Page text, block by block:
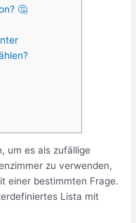
🤔
um es als zufällige
zu verwenden,
einer bestimmten Frage.
Lista mit